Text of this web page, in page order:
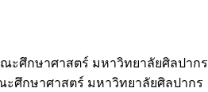
ะศึกษาศาสตร์ มหาวิทยาลัยศิลปากร
ะศึกษาศาสตร์ มหาวิทยาลัยศิลปากร